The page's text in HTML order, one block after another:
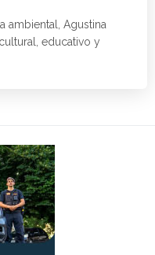
ambiental, Agustina
educativo y